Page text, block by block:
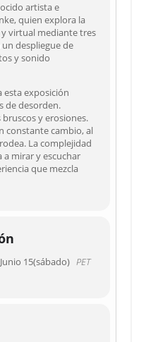
artista e
quien explora la
virtual mediante tres
despliegue de
y sonido
esta exposición
de desorden.
y erosiones.
constante cambio, al
La complejidad
a mirar y escuchar
que mezcla
15(sábado) PET